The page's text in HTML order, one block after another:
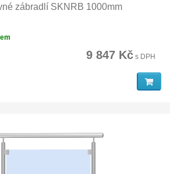
zábradlí SKNRB 1000mm
9 847 Kč s DPH